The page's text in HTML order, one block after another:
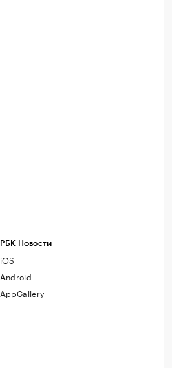
РБК Новости
iOS
Android
AppGallery